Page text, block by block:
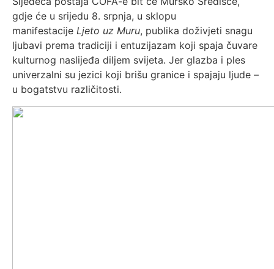
gdje će u srijedu 8. srpnja, u sklopu
manifestacije Ljeto uz Muru, publika doživjeti snagu
ljubavi prema tradiciji i entuzijazam koji spaja čuvare
kulturnog naslijeđa diljem svijeta. Jer glazba i ples
univerzalni su jezici koji brišu granice i spajaju ljude –
u bogatstvu različitosti.